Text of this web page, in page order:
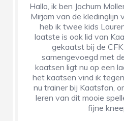
Hallo, ik ben Jochum
Mirjam van de kledinglijn
heb ik twee kids
laatste is ook lid van
gekaatst bij de
samengevoegd met
kaatsen ligt nu op een
het kaatsen vind ik
nu trainer bij Kaatsfan,
leren van dit mooie
fijne